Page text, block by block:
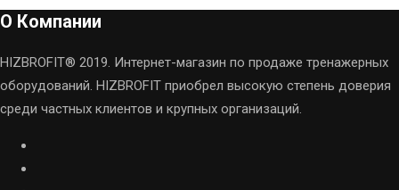
О Компании
HIZBROFIT® 2019. Интернет-магазин по продаже тренажерных
оборудований. HIZBROFIT приобрел высокую степень доверия
среди частных клиентов и крупных организаций.